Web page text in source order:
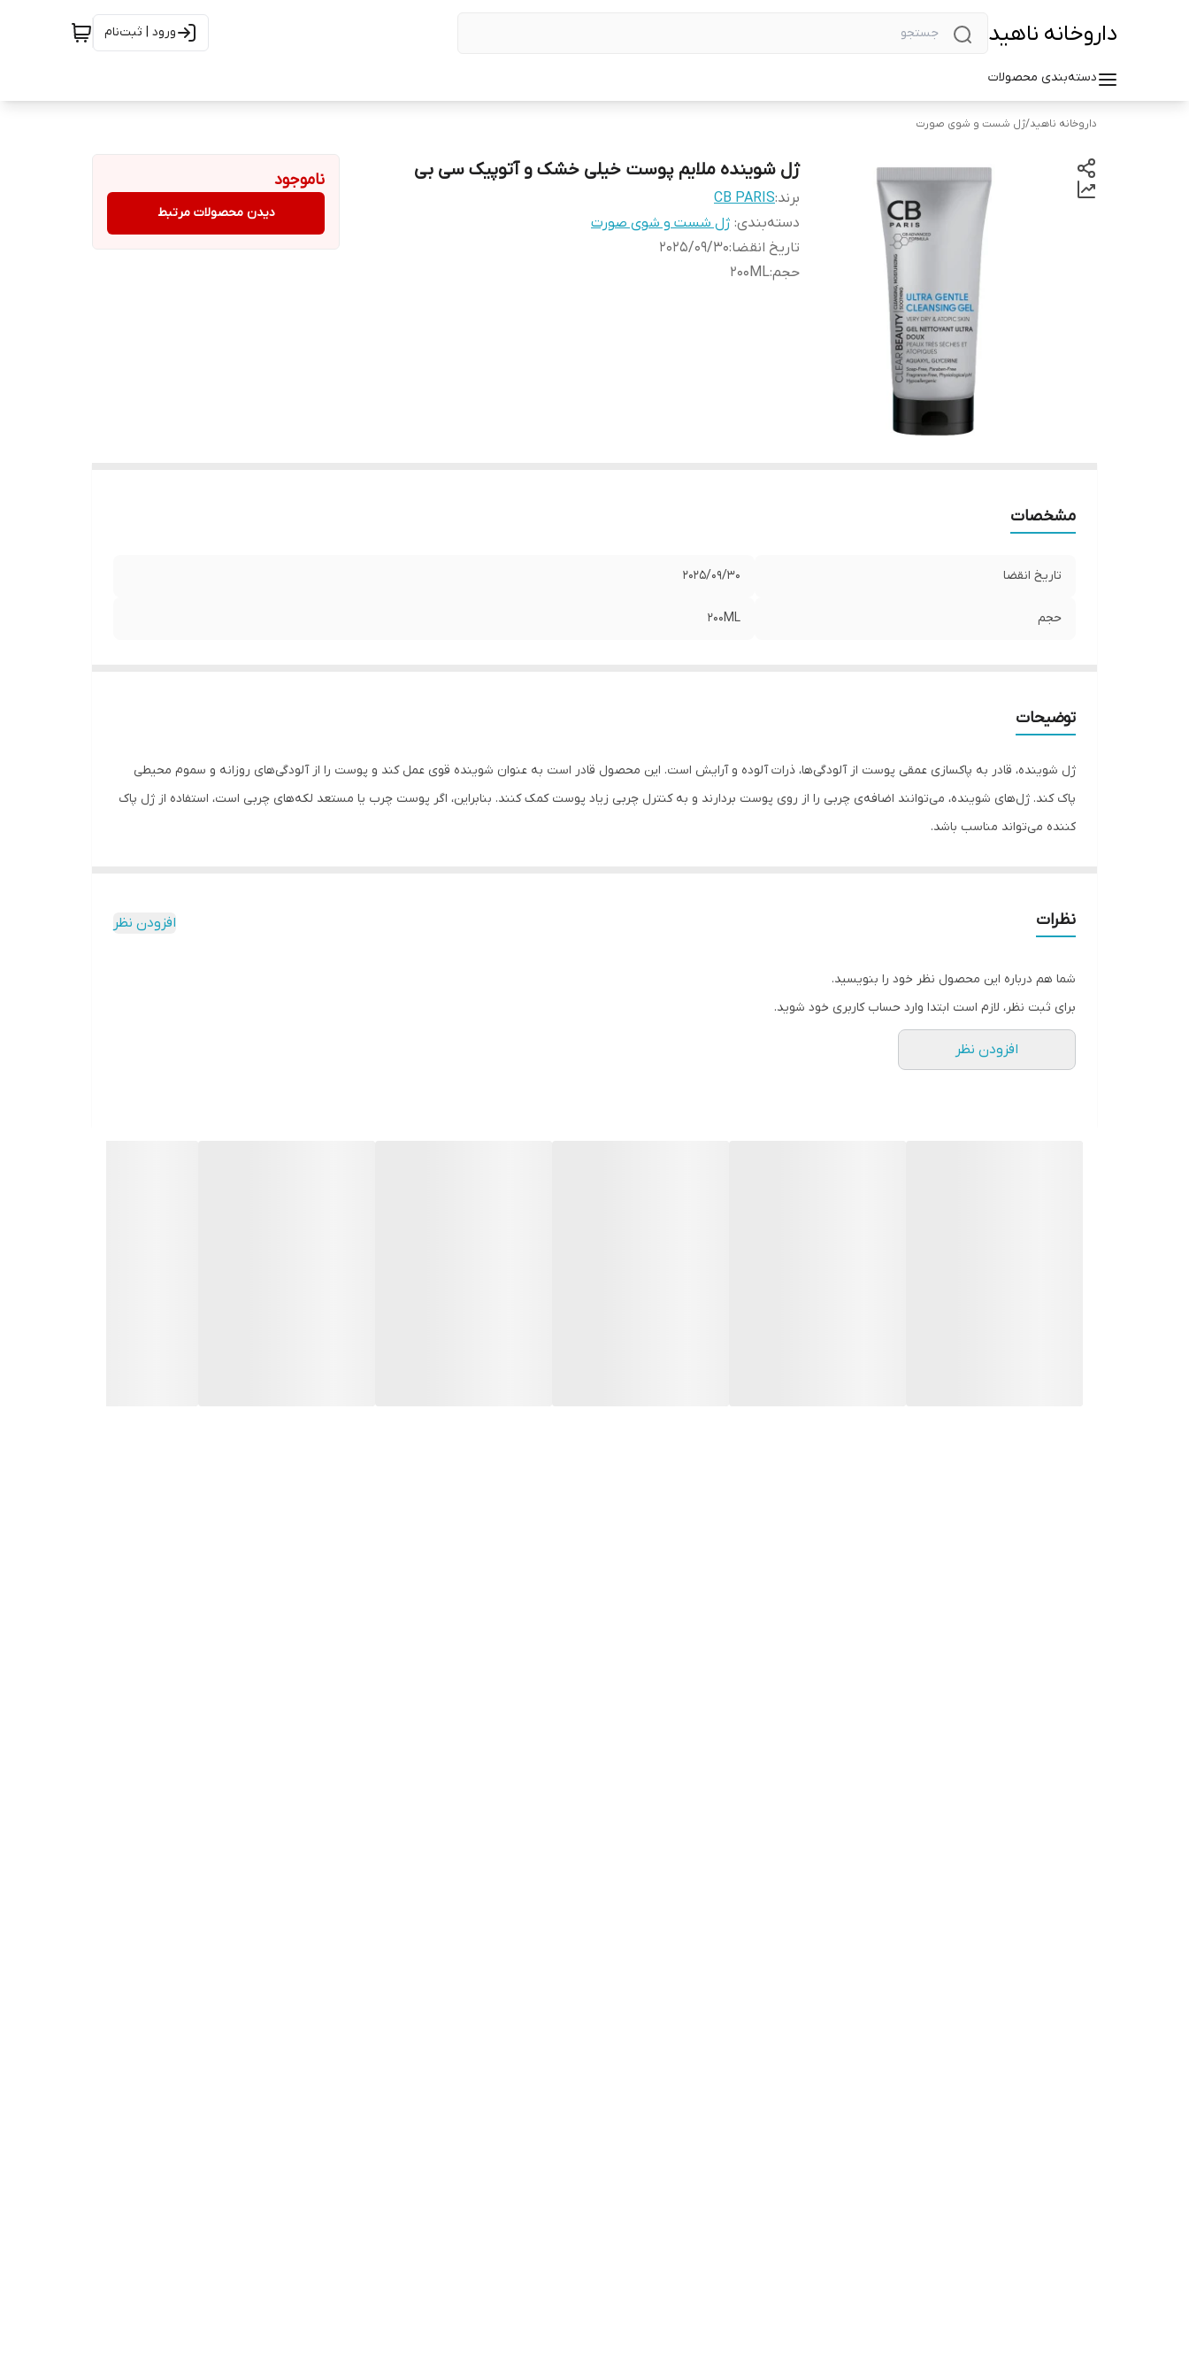
داروخانه ناهید ورود | ثبت‌نام
دسته‌بندی محصولات
داروخانه ناهید/ژل شست و شوی صورت
ژل شوینده ملایم پوست خیلی خشک و آتوپیک سی بی
برند:CB PARIS
دسته‌بندی: ژل شست و شوی صورت
تاریخ انقضا:
2025/09/30
حجم:
200ML
ناموجود
دیدن محصولات مرتبط
مشخصات
تاریخ انقضا 2025/09/30
حجم 200ML
توضیحات
ژل شوینده، قادر به پاکسازی عمقی پوست از آلودگی‌ها، ذرات آلوده و آرایش است. این محصول قادر است به عنوان شوینده قوی عمل کند و پوست را از آلودگی‌های روزانه و سموم محیطی
پاک کند. ژل‌های شوینده، می‌توانند اضافه‌ی چربی را از روی پوست بردارند و به کنترل چربی زیاد پوست کمک کنند. بنابراین، اگر پوست چرب یا مستعد لکه‌های چربی است، استفاده از ژل پاک
کننده می‌تواند مناسب باشد.
نظرات افزودن نظر
شما هم درباره این محصول نظر خود را بنویسید.
برای ثبت نظر، لازم است ابتدا وارد حساب کاربری خود شوید.
افزودن نظر